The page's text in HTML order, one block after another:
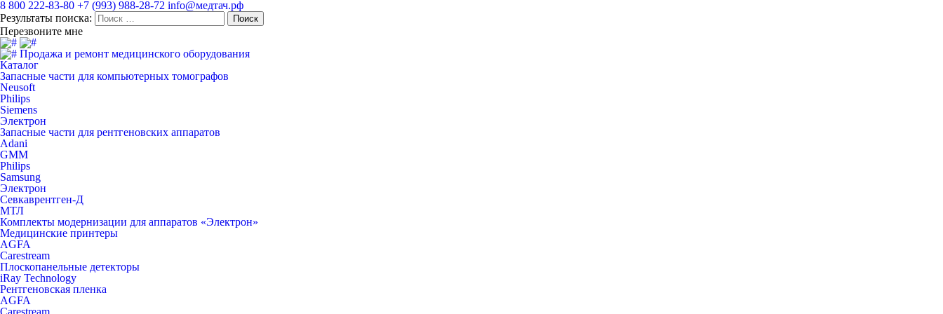
8 800 222-83-80 +7 (993) 988-28-72 info@медтач.рф
Результаты поиска:
Перезвоните мне
Продажа и ремонт медицинского оборудования
Каталог
Запасные части для компьютерных томографов
Neusoft
Philips
Siemens
Электрон
Запасные части для рентгеновских аппаратов
Adani
GMM
Philips
Samsung
Электрон
Севкаврентген-Д
МТЛ
Комплекты модернизации для аппаратов «Электрон»
Медицинские принтеры
AGFA
Carestream
Плоскопанельные детекторы
iRay Technology
Рентгеновская пленка
AGFA
Carestream